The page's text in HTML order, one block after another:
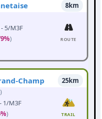
8km
5/M3F
)
ROUTE
Champ
25km
1/M3F
)
TRAIL